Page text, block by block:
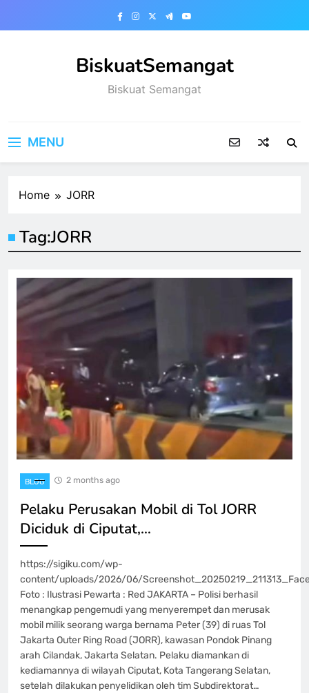
BiskuatSemangat
Biskuat Semangat
MENU
Home JORR
Tag:JORR
BLOG 2 months ago
Pelaku Perusakan Mobil di Tol JORR
Diciduk di Ciputat,…
https://sigiku.com/wp-
content/uploads/2026/06/
Foto : Ilustrasi Pewarta : Red JAKARTA – Polisi berhasil
menangkap pengemudi yang menyerempet dan merusak
mobil milik seorang warga bernama Peter (39) di ruas Tol
Jakarta Outer Ring Road (JORR), kawasan Pondok Pinang
arah Cilandak, Jakarta Selatan. Pelaku diamankan di
kediamannya di wilayah Ciputat, Kota Tangerang Selatan,
setelah dilakukan penyelidikan oleh tim Subdirektorat…